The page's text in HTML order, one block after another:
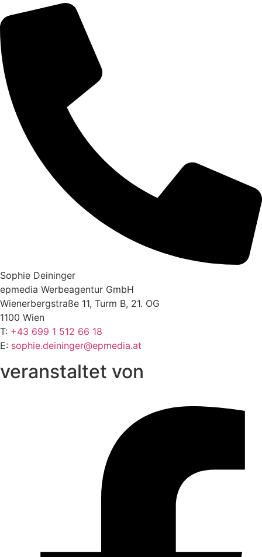
Sophie Deininger
epmedia Werbeagentur GmbH
Wienerbergstraße 11, Turm B, 21. OG
1100 Wien
T: +43 699 1 512 66 18
E: sophie.deininger@epmedia.at
veranstaltet von